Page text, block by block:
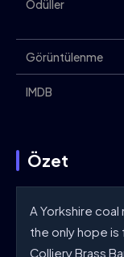
Ödüller
Görüntülenme
IMDB
Özet
A Yorkshire
the only hope
Colliery Brass